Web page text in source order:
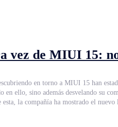
de MIUI 15:
en torno a MIUI 15 han
ha hecho oficial la llegada del nuevo Redmi K60 Ultra en una conferencia que ha
la compañía ha mostrado el